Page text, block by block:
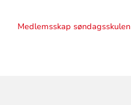
Medlemsskap søndagsskulen